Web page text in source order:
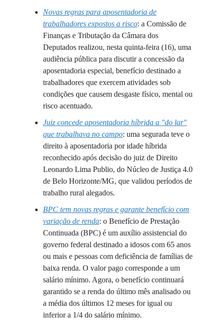
Novas regras para aposentadoria de
trabalhadores expostos a risco: a Comissão de
Finanças e Tributação da Câmara dos
Deputados realizou, nesta quinta-feira (16), uma
audiência pública para discutir a concessão da
aposentadoria especial, benefício destinado a
trabalhadores que exercem atividades sob
condições que causem desgaste físico, mental ou
risco acentuado.
Juiz concede aposentadoria híbrida a "do lar"
que trabalhava no campo: uma segurada teve o
direito à aposentadoria por idade híbrida
reconhecido após decisão do juiz de Direito
Leonardo Lima Publio, do Núcleo de Justiça 4.0
de Belo Horizonte/MG, que validou períodos de
trabalho rural alegados.
BPC tem novas regras e garante benefício com
variação de renda: o Benefício de Prestação
Continuada (BPC) é um auxílio assistencial do
governo federal destinado a idosos com 65 anos
ou mais e pessoas com deficiência de famílias de
baixa renda. O valor pago corresponde a um
salário mínimo. Agora, o benefício continuará
garantido se a renda do último mês analisado ou
a média dos últimos 12 meses for igual ou
inferior a 1/4 do salário mínimo.